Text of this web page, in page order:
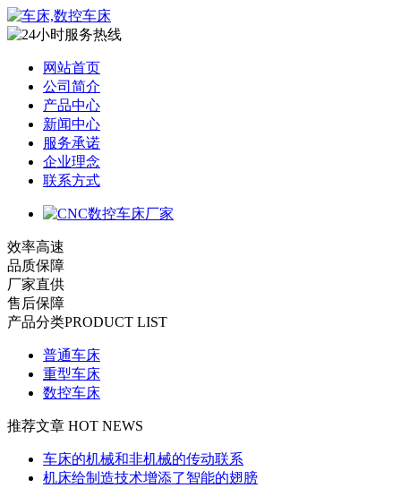
网站首页
公司简介
产品中心
新闻中心
服务承诺
企业理念
联系方式
效率高速
品质保障
厂家直供
售后保障
产品分类PRODUCT LIST
普通车床
重型车床
数控车床
推荐文章 HOT NEWS
车床的机械和非机械的传动联系
机床给制造技术增添了智能的翅膀